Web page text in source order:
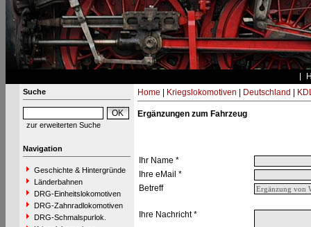
Suche
zur erweiterten Suche
Navigation
Geschichte & Hintergründe
Länderbahnen
DRG-Einheitslokomotiven
DRG-Zahnradlokomotiven
DRG-Schmalspurlok.
Home Kriegslokomotiven Deutschland
Ergänzungen zum Fahrzeug
Ihr Name *
Ihre eMail *
Betreff
Ihre Nachricht *